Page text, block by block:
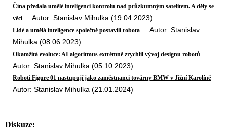
Čína předala umělé inteligenci kontrolu nad průzkumným satelitem. A děly se
věci Autor: Stanislav Mihulka (19.04.2023)
Lidé a umělá inteligence společně postavili robota Autor: Stanislav
Mihulka (08.06.2023)
Okamžitá evoluce: AI algoritmus extrémně zrychlil vývoj designu robotů
Autor: Stanislav Mihulka (05.10.2023)
Roboti Figure 01 nastupují jako zaměstnanci továrny BMW v Jižní Karolíně
Autor: Stanislav Mihulka (21.01.2024)
Diskuze: